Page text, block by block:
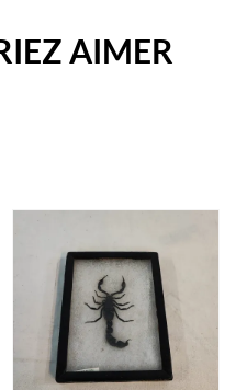
AIMER